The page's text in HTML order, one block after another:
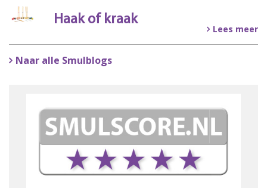
Haak of kraak
Lees meer
Naar alle Smulblogs